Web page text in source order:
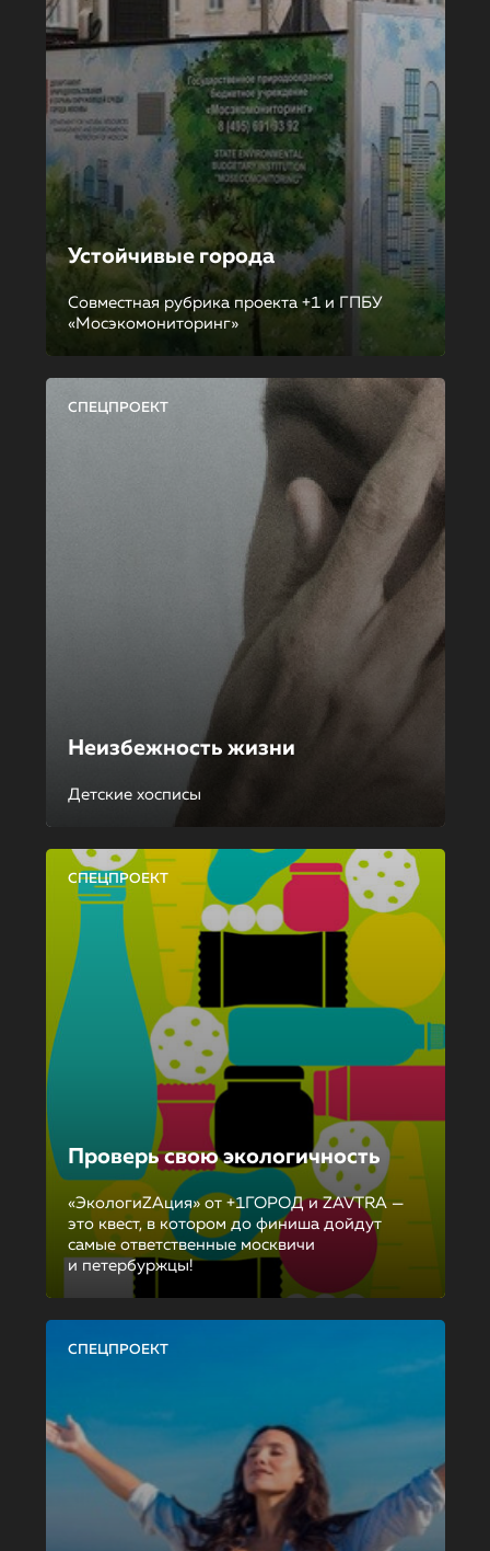
Устойчивые города
Совместная рубрика проекта +1 и ГПБУ
«Мосэкомониторинг»
СПЕЦПРОЕКТ
Неизбежность жизни
Детские хосписы
СПЕЦПРОЕКТ
Проверь свою экологичность
«ЭкологиZAция» от +1ГОРОД и ZAVTRA —
это квест, в котором до финиша дойдут
самые ответственные москвичи
и петербуржцы!
СПЕЦПРОЕКТ